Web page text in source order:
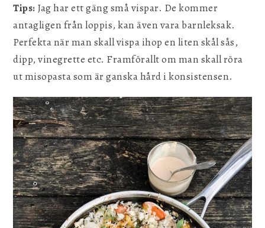
Tips: Jag har ett gäng små vispar. De kommer
antagligen från loppis, kan även vara barnleksak.
Perfekta när man skall vispa ihop en liten skål sås,
dipp, vinegrette etc. Framförallt om man skall röra
ut misopasta som är ganska hård i konsistensen.